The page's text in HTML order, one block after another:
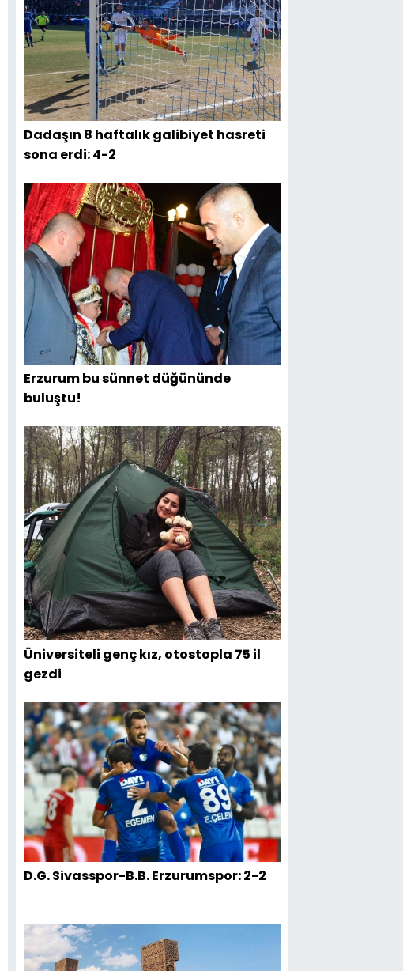
Dadaşın 8 haftalık galibiyet hasreti
sona erdi: 4-2
Erzurum bu sünnet düğününde
buluştu!
Üniversiteli genç kız, otostopla 75 il
gezdi
D.G. Sivasspor-B.B. Erzurumspor: 2-2